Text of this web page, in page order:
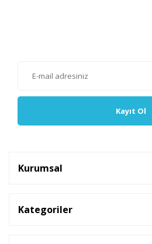
Kayıt Ol
Kurumsal
Kategoriler